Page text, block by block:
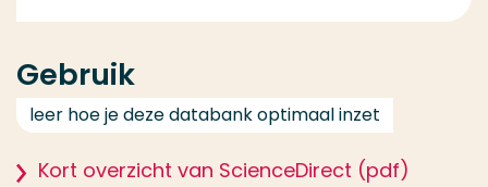
Gebruik
leer hoe je deze databank optimaal inzet
Kort overzicht van ScienceDirect (pdf)